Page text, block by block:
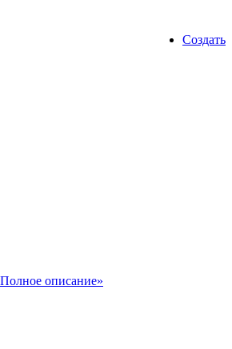
Создать
Полное описание»